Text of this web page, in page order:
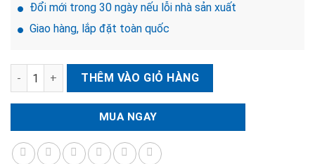
Đổi mới trong 30 ngày nếu lỗi nhà sản xuất
Giao hàng, lắp đặt toàn quốc
Khóa điện tử PHILIPS DDL603E-5HWS số lượng
THÊM VÀO GIỎ HÀNG
MUA NGAY